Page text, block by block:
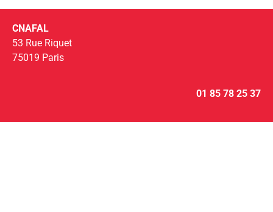
CNAFAL
53 Rue Riquet
75019 Paris
01 85 78 25 37